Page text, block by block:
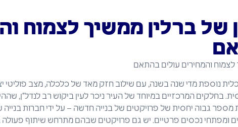
של ברלין ממשיך לצמוח
נוספת מדי שנה בשנה, עם שילוב חזק מאד של כלכלה, מצב פוליטי
בחלקים המרכזיים במיוחד של העיר ניכר לעין ביקוש רב לנדל"ן,
מספר גבוה יחסית של פרויקטים של בנייה חדשה – על ידי חברות בנייה
ומפתחי נכסים פרטיים. יש גם פרויקטים שבהם מתרחש שיתוף פעולה